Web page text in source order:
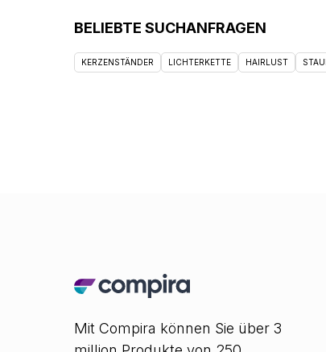
BELIEBTE SUCHANFRAGEN
KERZENSTÄNDER LICHTERKETTE HAIRLUST
Mit Compira können Sie über 3